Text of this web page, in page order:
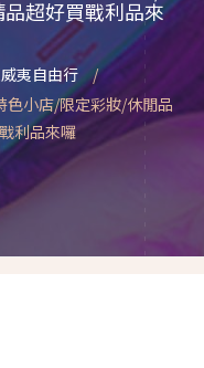
超好買戰利品來
夷自由行
色小店/限定彩妝/休閒品
利品來囉